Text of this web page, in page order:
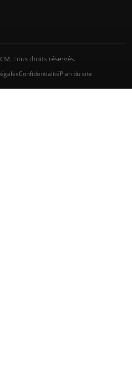
Tous droits réservés.
ConfidentialitéPlan du site